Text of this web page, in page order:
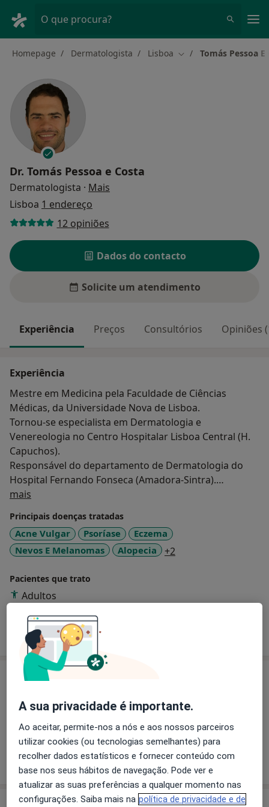
O que procura?
Homepage Dermatologista Lisboa Mudar de cidade
Tomás Pessoa E
Dr. Tomás Pessoa e Costa
Dermatologista · Mais
Lisboa 1 endereço
12 opiniões
Dados do contacto
Solicite um atendimento
Experiência Preços Consultórios Opiniões
Experiência
Mestre em Medicina pela Faculdade de Ciências
Médicas, da Universidade Nova de Lisboa.
Tornou-se especialista em Dermatologia e
Venereologia no Centro Hospitalar Lisboa Central (H.
Capuchos).
Responsável do departamento de Dermatologia do
Hospital Fernando Fonseca (Amadora-Sintra).
Fundador do projeto educativo dioscope, que neste
mais
Principais doenças tratadas
Acne Vulgar Psoríase
Eczema
Nevos E Melanomas
Alopecia +2
Pacientes que trato
Adultos
Mostrar mais detalhes
Serviços e preços
Primeira consulta Dermatologia
100 € Detalhes
Como mostramos os preços?
A sua privacidade é importante.
Ao aceitar, permite-nos a nós e aos nossos parceiros
utilizar cookies (ou tecnologias semelhantes) para
recolher dados estatísticos e fornecer conteúdo com
base nos seus hábitos de navegação. Pode ver e
atualizar as suas preferências a qualquer momento nas
configurações. Saiba mais na política de privacidade e de